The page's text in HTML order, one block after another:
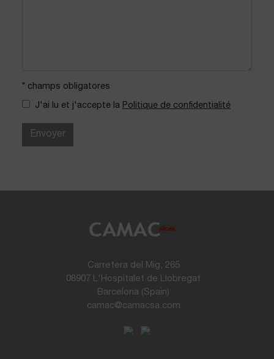
* champs obligatores
J'ai lu et j'accepte la Politique de confidentialité
Envoyer
Carretera del Mig, 265
08907 L'Hospitalet de Llobregat
Barcelona (Spain)
camac@camacsa.com